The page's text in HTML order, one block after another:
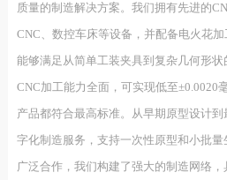
质量的制造解决方案。我们拥有先进的
CNC、数控车床等设备，并配备电火花
能够满足从简单工装夹具到复杂几何形
CNC加工能力全面，可实现低至±0.0020
产品都符合最高标准。从早期原型设计
字化制造服务，支持一次性原型和小批
广泛合作，我们构建了强大的制造网络